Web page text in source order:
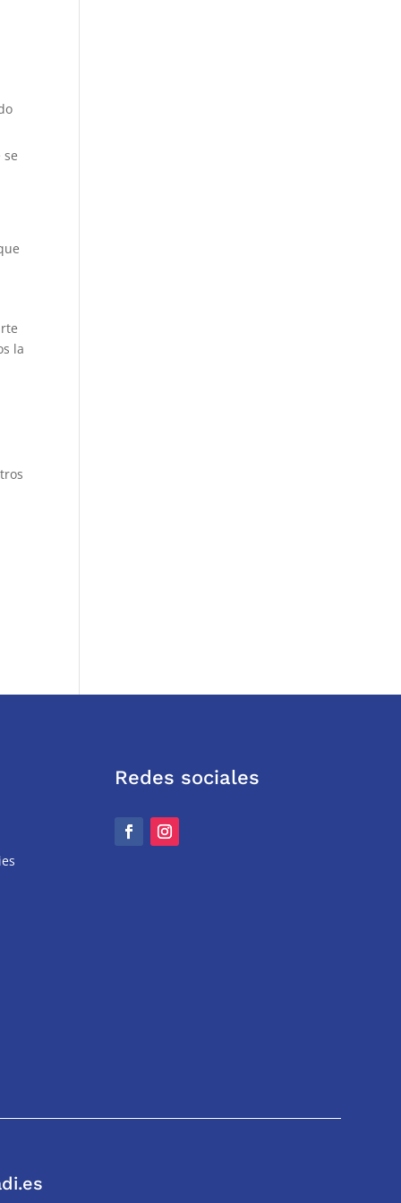
la
Redes sociales